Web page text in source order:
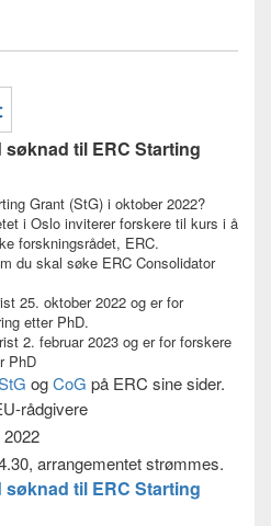
til ERC Starting
Grant (StG) i oktober 2022?
i Oslo inviterer forskere til kurs i å
forskningsrådet, ERC.
du skal søke ERC Consolidator
25. oktober 2022 og er for
etter PhD.
2. februar 2023 og er for forskere
PhD
ogCoG på ERC sine sider.
rådgivere
arrangementet strømmes.
til ERC Starting